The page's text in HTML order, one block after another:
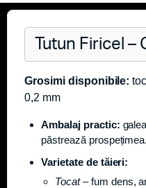
Tutun Firicel –
Grosimi disponibile:
0,2 mm
Ambalaj practic:
păstrează prospețimea.
Varietate de tăieri:
Tocat– fum dens,